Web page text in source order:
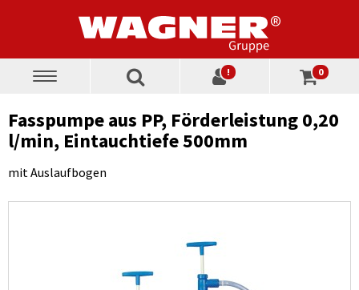
Toggle
! 0
Fasspumpe aus PP, Förderleistung 0,20
l/min, Eintauchtiefe 500mm
mit Auslaufbogen